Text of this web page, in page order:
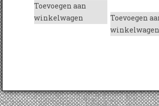
Toevoegen aan
winkelwagen
Toevoegen
winkelwagen